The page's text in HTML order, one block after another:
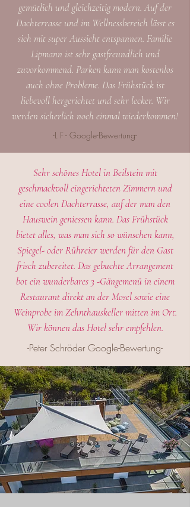
gemütlich und gleichzeitig modern. Auf der
Dachterrasse und im Wellnessbereich lässt es
sich mit super Aussicht entspannen. Familie
Lipmann ist sehr gastfreundlich und
zuvorkommend. Parken kann man kostenlos
auch ohne Probleme. Das Frühstück ist
liebevoll hergerichtet und sehr lecker. Wir
werden sicherlich noch einmal wiederkommen!
-L F - Google-Bewertung-
Sehr schönes Hotel in Beilstein mit
geschmackvoll eingerichteten Zimmern und
eine coolen Dachterrasse, auf der man den
Hauswein geniessen kann. Das Frühstück
bietet alles, was man sich so wünschen kann,
Spiegel- oder Rühreier werden für den Gast
frisch zubereitet. Das gebuchte Arrangement
bot ein wunderbares 3 -Gängemenü in einem
Restaurant direkt an der Mosel sowie eine
Weinprobe im Zehnthauskeller mitten im Ort.
Wir können das Hotel sehr empfehlen.
-Peter Schröder Google-Bewertung-